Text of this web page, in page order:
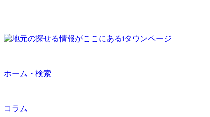
ホーム・検索
コラム